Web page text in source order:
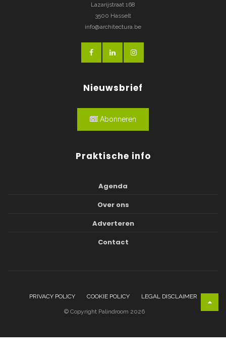
Lazarijstraat 168
3500 Hasselt
info@architectura.be
Nieuwsbrief
Abonneren
Praktische info
Agenda
Over ons
Adverteren
Contact
PRIVACY POLICY COOKIE POLICY LEGAL DISCLAIMER
© Copyright Palindroom 2026